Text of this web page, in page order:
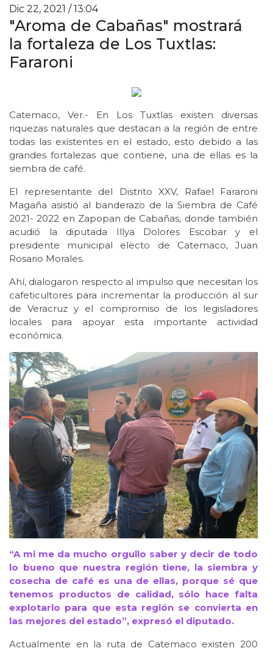
Dic 22, 2021 / 13:04
"Aroma de Cabañas" mostrará
la fortaleza de Los Tuxtlas:
Fararoni
Catemaco, Ver.- En Los Tuxtlas existen diversas
riquezas naturales que destacan a la región de entre
todas las existentes en el estado, esto debido a las
grandes fortalezas que contiene, una de ellas es la
siembra de café.
El representante del Distrito XXV, Rafael Fararoni
Magaña asistió al banderazo de la Siembra de Café
2021- 2022 en Zapopan de Cabañas, donde también
acudió la diputada Illya Dolores Escobar y el
presidente municipal electo de Catemaco, Juan
Rosario Morales.
Ahí, dialogaron respecto al impulso que necesitan los
cafeticultores para incrementar la producción al sur
de Veracruz y el compromiso de los legisladores
locales para apoyar esta importante actividad
económica.
“A mi me da mucho orgullo saber y decir de todo
lo bueno que nuestra región tiene, la siembra y
cosecha de café es una de ellas, porque sé que
tenemos productos de calidad, sólo hace falta
explotarlo para que esta región se convierta en
las mejores del estado”, expresó el diputado.
Actualmente en la ruta de Catemaco existen 200